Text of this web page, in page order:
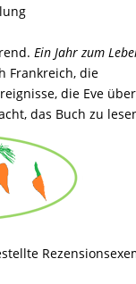
Ein Jahr zum
Frankreich, die
die Eve
das Buch zu